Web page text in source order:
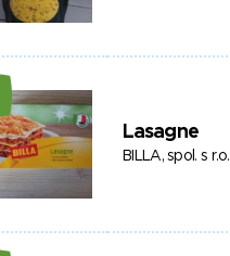
Lasagne
BILLA, spol. s r.o.